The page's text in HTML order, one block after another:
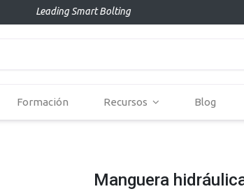
Leading Smart Bolting
Formación Recursos Blog
Manguera